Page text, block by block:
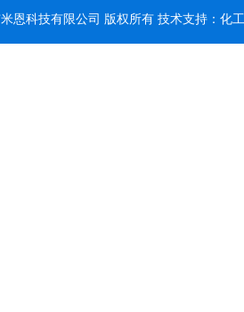
恩科技有限公司 版权所有 技术支持： 化